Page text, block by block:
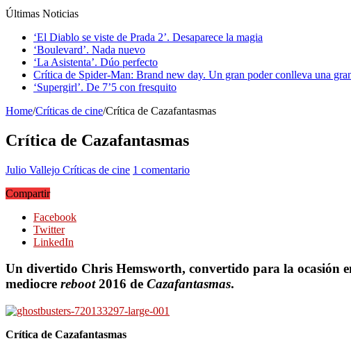
Últimas Noticias
‘El Diablo se viste de Prada 2’. Desaparece la magia
‘Boulevard’. Nada nuevo
‘La Asistenta’. Dúo perfecto
Crítica de Spider-Man: Brand new day. Un gran poder conlleva una
‘Supergirl’. De 7’5 con fresquito
Home/Críticas de cine/Crítica de Cazafantasmas
Crítica de Cazafantasmas
Julio Vallejo Críticas de cine 1 comentario
Compartir
Facebook
Twitter
LinkedIn
Un divertido Chris Hemsworth, convertido para la ocasión
mediocre reboot2016 de Cazafantasmas.
Crítica de Cazafantasmas